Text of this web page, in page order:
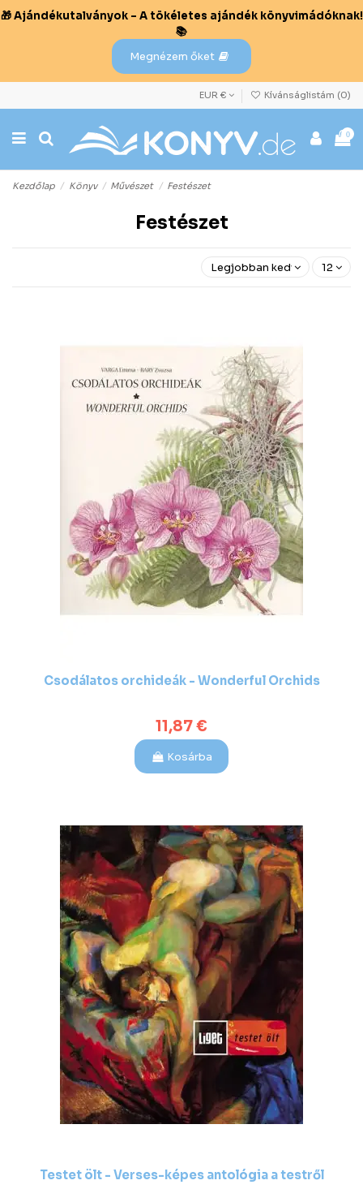
🎁 Ajándékutalványok – A tökéletes ajándék könyvimádóknak!
📚
Megnézem őket
EUR € Kívánságlistám (0)
0
Kezdőlap Könyv Művészet Festészet
Festészet
Legjobban kedvelt előre
12
Csodálatos orchideák - Wonderful Orchids
11,87 €
Kosárba
Testet ölt - Verses-képes antológia a testről